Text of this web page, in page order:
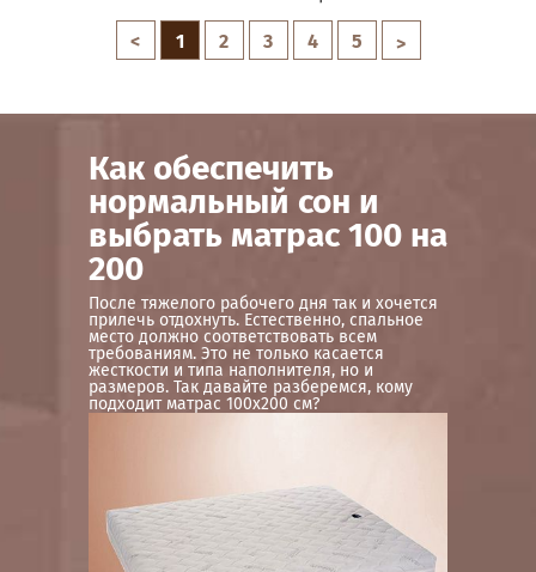
< 1 2 3 4 5 >
Как обеспечить
нормальный сон и
выбрать матрас 100 на
200
После тяжелого рабочего дня так и хочется
прилечь отдохнуть. Естественно, спальное
место должно соответствовать всем
требованиям. Это не только касается
жесткости и типа наполнителя, но и
размеров. Так давайте разберемся, кому
подходит матрас 100х200 см?